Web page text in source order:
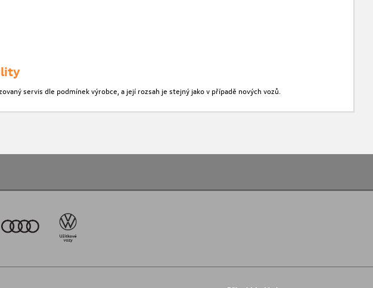
servis dle podmínek výrobce, a její rozsah je stejný jako v případě nových vozů.